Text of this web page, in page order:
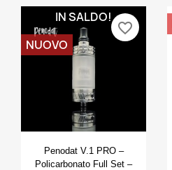
Anteprima
Penodat V.1 PRO –
Policarbonato Full Set –
IN SALDO!
NUOVO
favorite_border